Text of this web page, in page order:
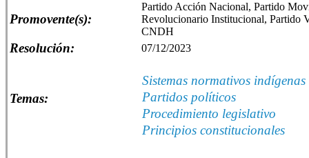
Promovente(s):
Partido Acción Nacional, Partido
Revolucionario Institucional, Partido
CNDH
Resolución: 07/12/2023
Temas:
Sistemas normativos indígenas
Partidos políticos
Procedimiento legislativo
Principios constitucionales